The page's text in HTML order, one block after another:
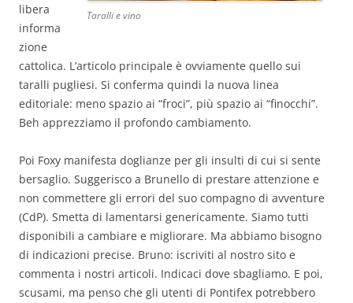
Taralli e vino
libera
informa
zione
cattolica. L’articolo principale è ovviamente quello sui
taralli pugliesi. Si conferma quindi la nuova linea
editoriale: meno spazio ai “froci”, più spazio ai “finocchi”.
Beh apprezziamo il profondo cambiamento.
Poi Foxy manifesta doglianze per gli insulti di cui si sente
bersaglio. Suggerisco a Brunello di prestare attenzione e
non commettere gli errori del suo compagno di avventure
(CdP). Smetta di lamentarsi genericamente. Siamo tutti
disponibili a cambiare e migliorare. Ma abbiamo bisogno
di indicazioni precise. Bruno: iscriviti al nostro sito e
commenta i nostri articoli. Indicaci dove sbagliamo. E poi,
scusami, ma penso che gli utenti di Pontifex potrebbero